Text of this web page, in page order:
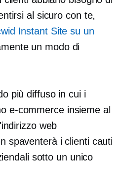
al sicuro con te,
Instant Site su un
un modo di
più diffuso in cui i
e-commerceinsieme al
web
spaventerà i clienti cauti
sotto un unico